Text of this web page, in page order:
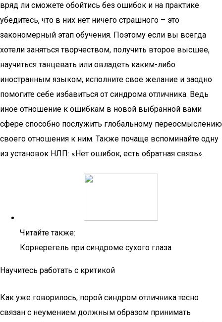
вряд ли сможете обойтись без ошибок и на практике
убедитесь, что в них нет ничего страшного – это
закономерный этап обучения. Поэтому если вы всегда
хотели заняться творчеством, получить второе высшее,
научиться танцевать или овладеть каким-либо
иностранным языком, исполните свое желание и заодно
помогите себе избавиться от синдрома отличника. Ведь
иное отношение к ошибкам в новой выбранной вами
сфере способно послужить глобальному переосмыслению
своего отношения к ним. Также почаще вспоминайте одну
из установок НЛП: «Нет ошибок, есть обратная связь».
Читайте также:
Корнерегель при синдроме сухого глаза
Научитесь работать с критикой
Как уже говорилось, порой синдром отличника тесно
связан с неумением должным образом принимать